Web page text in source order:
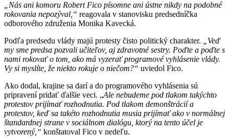
„Nás ani komoru Robert Fico písomne ani ústne nikdy na podobné
rokovania nepozýval,“ reagovala v stanovisku predsedníčka
odborového združenia Monika Kavecká.
Podľa predsedu vlády majú protesty čisto politický charakter. „Veď
my sme predsa pozvali učiteľov, aj zdravotné sestry. Poďte a poďte s
nami rokovať o tom, ako má vyzerať programové vyhlásenie vlády.
Vy si myslíte, že niekto rokuje o niečom?“ uviedol Fico.
Ako dodal, krajine sa darí a do programového vyhlásenia sú
pripravení pridať ďalšie veci. „Ale nebudeme pod tlakom takýchto
protestov prijímať rozhodnutia. Pod tlakom demonštrácií a
protestov, keď sa takéto rozhodnutia musia prijímať ako v normálnej
štandardnej strane v sociálnom dialógu, ktorý na tento účel je
vytvorený,“ konštatoval Fico v nedeľu.